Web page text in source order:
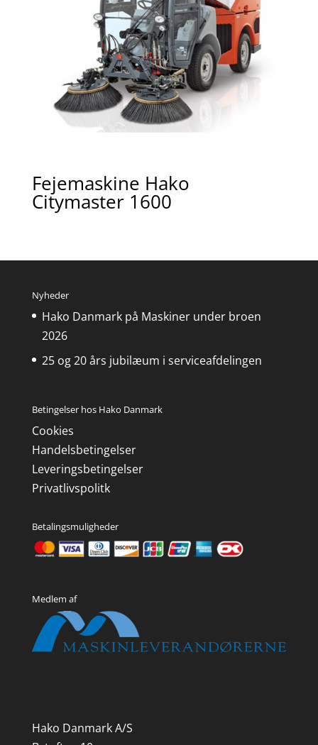
Fejemaskine Hako
Citymaster 1600
Nyheder
Hako Danmark på Maskiner under broen
2026
25 og 20 års jubilæum i serviceafdelingen
Betingelser hos Hako Danmark
Cookies
Handelsbetingelser
Leveringsbetingelser
Privatlivspolitk
Betalingsmuligheder
Medlem af
Hako Danmark A/S